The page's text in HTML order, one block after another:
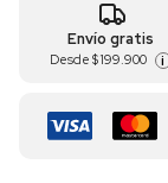
Envío gratis
Desde $ 199.900 i